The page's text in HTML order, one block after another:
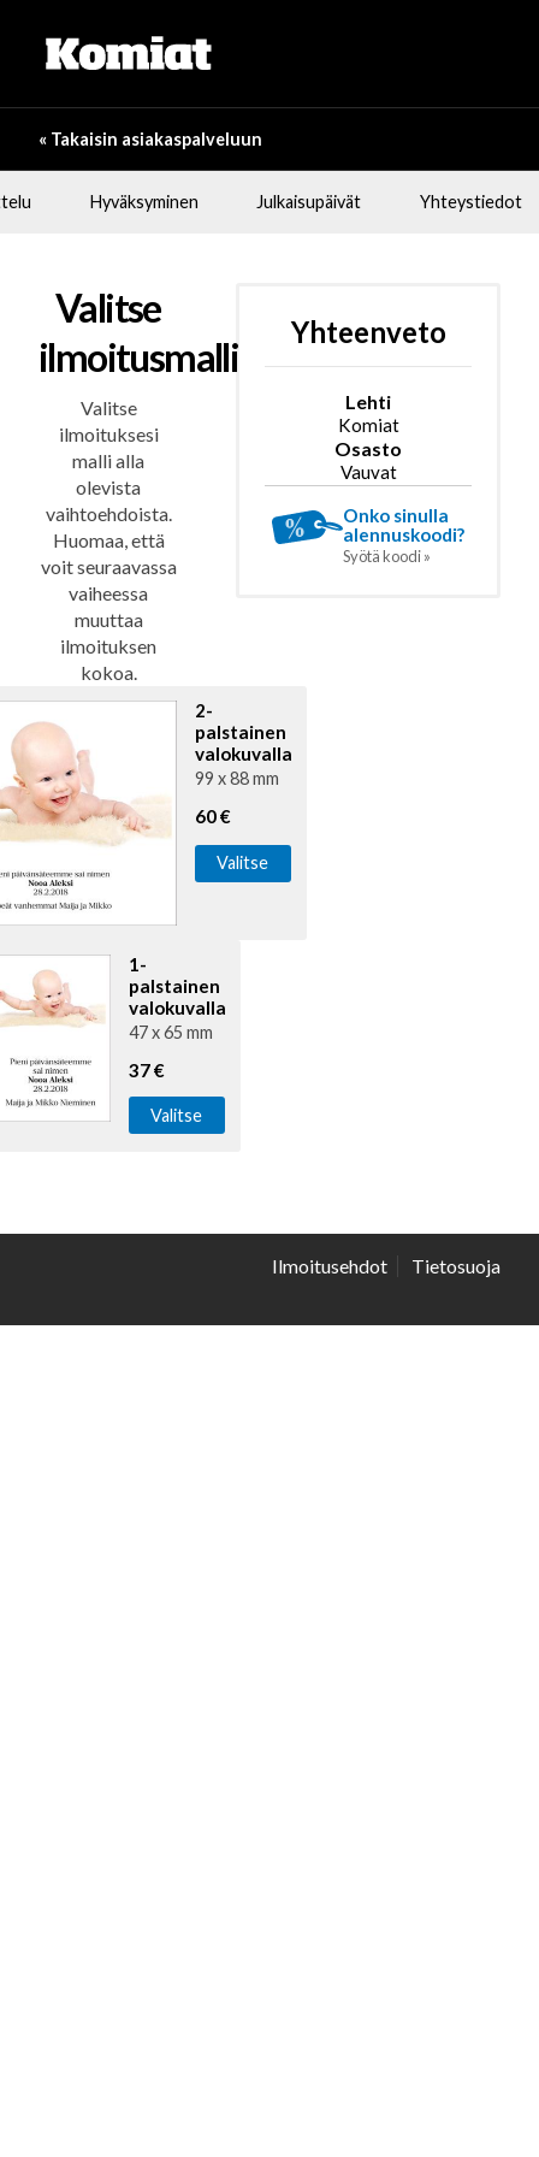
« Takaisin asiakaspalveluun
Hyväksyminen Julkaisupäivät Yhteystiedot
Valitse
ilmoitusmalli
Valitse
ilmoituksesi
malli alla
olevista
vaihtoehdoista.
Huomaa, että
voit seuraavassa
vaiheessa
muuttaa
ilmoituksen
kokoa.
2-
palstainen
valokuvalla
99 x 88 mm
60 €
Valitse
1-
palstainen
valokuvalla
47 x 65 mm
37 €
Valitse
Yhteenveto
Lehti
Komiat
Osasto
Vauvat
Onko sinulla
alennuskoodi?
Syötä koodi »
Ilmoitusehdot Tietosuoja